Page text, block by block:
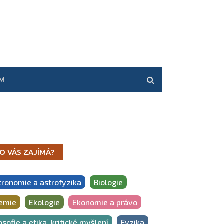
VÁS ZAJÍMÁ?
a astrofyzika Biologie
Ekologie Ekonomie a právo